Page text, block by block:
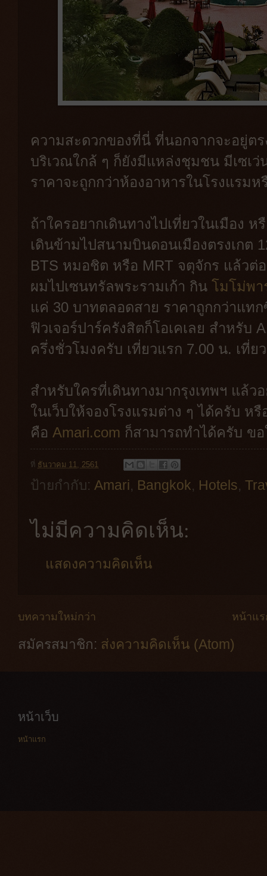
ความสะดวกของที่นี่ ที่นอกจากจะอยู่ต
บริเวณใกล้ ๆ ก็ยังมีแหล่งชุมชน มีเซเ
ราคาจะถูกกว่าห้องอาหารในโรงแรม
ถ้าใครอยากเดินทางไปเที่ยวในเมือง
เดินข้ามไปสนามบินดอนเมืองตรงเกต
BTS หมอชิต หรือ MRT จตุจักร แล้วต่
ผมไปเซนทรัลพระรามเก้า กิน โมโม่พา
แค่ 30 บาทตลอดสาย ราคาถูกกว่าแท
ฟิวเจอร์ปาร์ครังสิตก็โอเคเลย สำหรับ
ครึ่งชั่วโมงครับ เที่ยวแรก 7.00 น. เที่
สำหรับใครที่เดินทางมากรุงเทพฯ แล้
ในเว็บให้จองโรงแรมต่าง ๆ ได้ครับ ห
คือ Amari.com ก็สามารถทำได้ครับ ข
ที่ ธันวาคม 11, 2561
ป้ายกำกับ: Amari, Bangkok, Hotels,
ไม่มีความคิดเห็น:
แสดงความคิดเห็น
บทความใหม่กว่า หน้าแร
สมัครสมาชิก: ส่งความคิดเห็น (Atom)
หน้าเว็บ
หน้าแรก